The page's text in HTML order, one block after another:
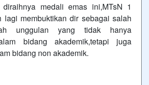
medali emas ini,MTsN 1
lagi membuktikan dir sebagai salah
unggulan yang tidak hanya
bidang akademik,tetapi juga
bidang non akademik.